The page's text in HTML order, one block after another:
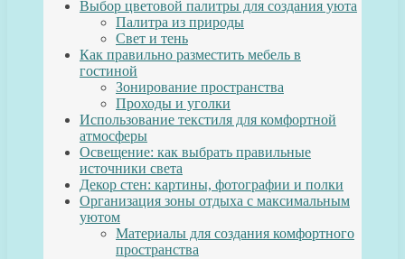
Выбор цветовой палитры для создания уюта
Палитра из природы
Свет и тень
Как правильно разместить мебель в
гостиной
Зонирование пространства
Проходы и уголки
Использование текстиля для комфортной
атмосферы
Освещение: как выбрать правильные
источники света
Декор стен: картины, фотографии и полки
Организация зоны отдыха с максимальным
уютом
Материалы для создания комфортного
пространства